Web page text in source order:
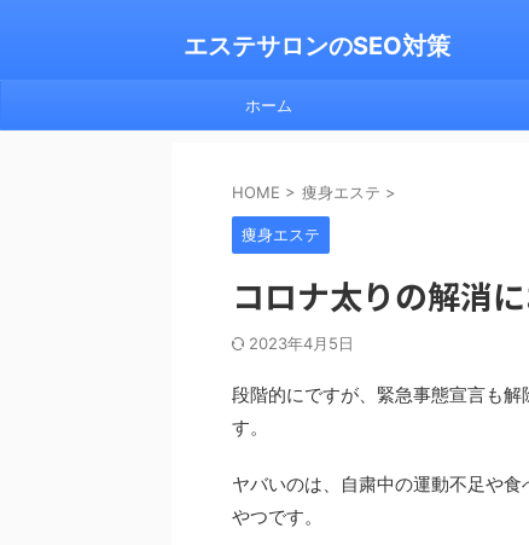
エステサロンのSEO対策
ホーム
HOME > 痩身エステ >
痩身エステ
コロナ太りの解消
2023年4月5日
段階的にですが、緊急事態宣言も
す。
ヤバいのは、自粛中の運動不足や
やつです。